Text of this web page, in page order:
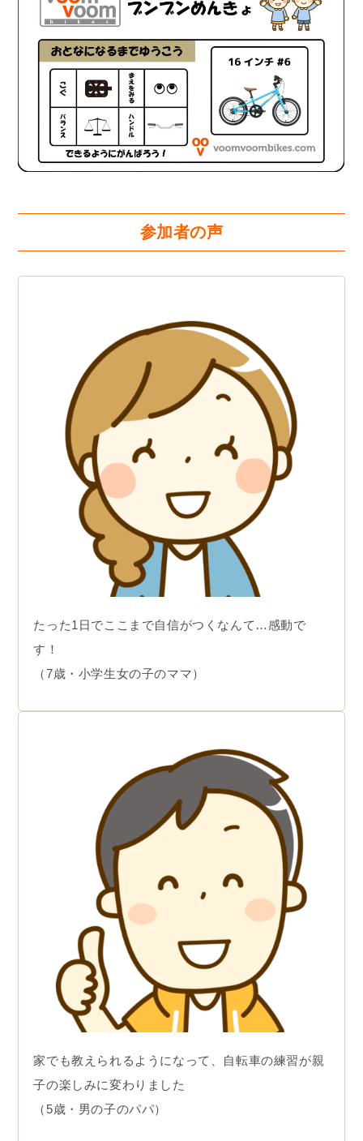
参加者の声
たった1日でここまで自信がつくなんて…感動で
す！
（7歳・小学生女の子のママ）
家でも教えられるようになって、自転車の練習が親
子の楽しみに変わりました
（5歳・男の子のパパ）